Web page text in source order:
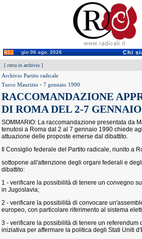
gio 06 ago. 2026 Chi
[ cerca in archivio ]
Archivio Partito radicale
Turco Maurizio - 7 gennaio 1990
RACCOMANDAZIONE
DI ROMA DEL 2-7 GENNAIO
SOMMARIO: La raccomandazione presentata da
tenutosi a Roma dal 2 al 7 gennaio 1990 chiede
attuazione delle proposte emerse dal dibattito.
Il Consiglio federale del Partito radicale, riunito a
sottopone all'attenzione degli organi federali e
dibattito:
1 - verificare la possibilità di tenere un convegno
in Jugoslavia;
2 - verificare la possibilità di convocare
europeo, con particolare riferimento al sistema
3 - verificare la possibilità di tenere un
iniziativa per affermare la politica degli Stati Uniti